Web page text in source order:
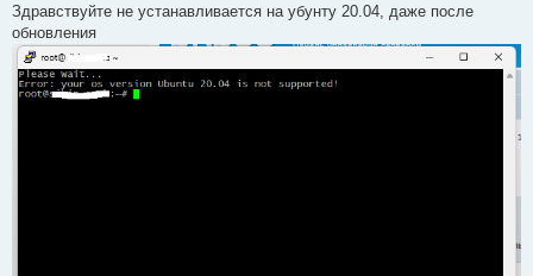
Здравствуйте не устанавливается на убунту 20.04, даже после
обновления